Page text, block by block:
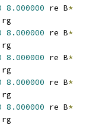
8.000000 re B*
rg
8.000000 re B*
rg
8.000000 re B*
rg
8.000000 re B*
rg
8.000000 re B*
rg